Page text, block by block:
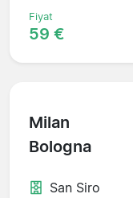
Fiyat
59 €
Milan
Bologna
San Siro